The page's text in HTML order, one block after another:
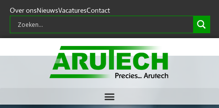
Over onsNieuwsVacaturesContact